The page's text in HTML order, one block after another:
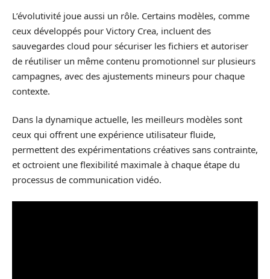
L’évolutivité joue aussi un rôle. Certains modèles, comme
ceux développés pour Victory Crea, incluent des
sauvegardes cloud pour sécuriser les fichiers et autoriser
de réutiliser un même contenu promotionnel sur plusieurs
campagnes, avec des ajustements mineurs pour chaque
contexte.
Dans la dynamique actuelle, les meilleurs modèles sont
ceux qui offrent une expérience utilisateur fluide,
permettent des expérimentations créatives sans contrainte,
et octroient une flexibilité maximale à chaque étape du
processus de communication vidéo.